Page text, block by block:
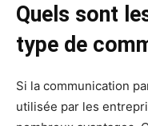
Quels sont
type de
Si la communication
utilisée par les